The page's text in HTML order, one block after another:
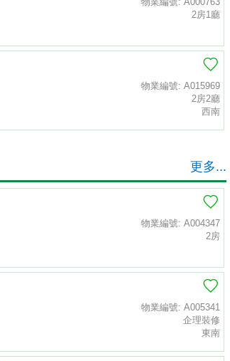
2房1廳
物業編號: A015969
2房2廳
西南
更多...
物業編號: A004347
2房
物業編號: A005341
企理裝修
東南